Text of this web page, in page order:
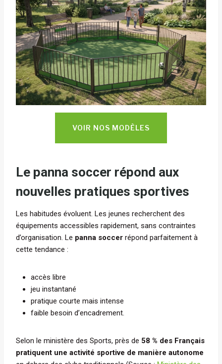
VOIR NOS MODÈLES
Le panna soccer répond aux
nouvelles pratiques sportives
Les habitudes évoluent. Les jeunes recherchent des
équipements accessibles rapidement, sans contraintes
d’organisation. Le panna soccer répond parfaitement à
cette tendance :
accès libre
jeu instantané
pratique courte mais intense
faible besoin d’encadrement.
Selon le ministère des Sports, près de 58 % des Français
pratiquent une activité sportive de manière autonome